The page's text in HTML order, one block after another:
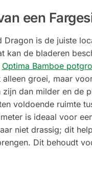
een
Dragon is de juiste
kan de bladeren
Optima Bamboe
groei, maar
dan milder en
voldoende ruimte
is ideaal voor
niet drassig; dit
Dit behoudt